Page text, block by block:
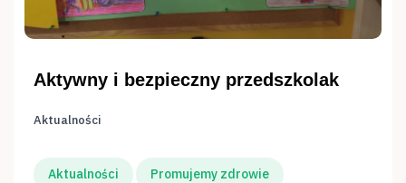
Aktywny i bezpieczny przedszkolak
Aktualności
Aktualności Promujemy zdrowie